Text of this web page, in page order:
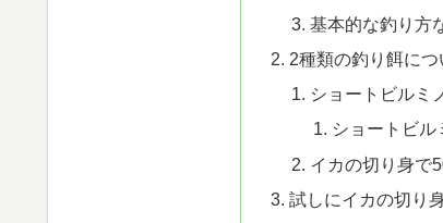
基本的な釣り方
2種類の釣り餌に
ショートビルミ
ショートビル
イカの切り身で
試しにイカの切り